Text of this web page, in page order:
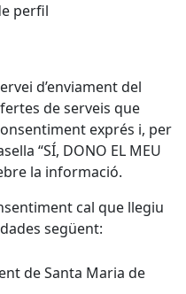
perfil
d’enviament del
de serveis que
exprés i, per
“SÍ, DONO EL MEU
la informació.
cal que llegiu
següent:
de Santa Maria de